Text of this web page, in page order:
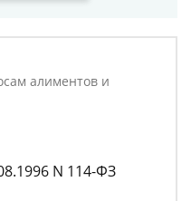
алиментов и
N 114-ФЗ